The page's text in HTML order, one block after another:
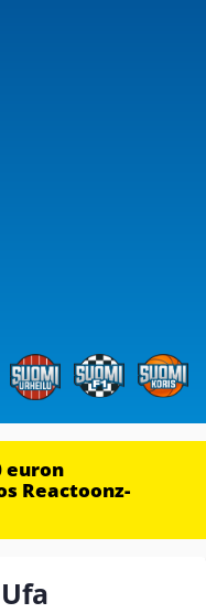
euron
Reactoonz-